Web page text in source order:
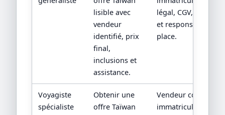
lisible avec
vendeur
identifié, prix
final,
inclusions et
assistance.
légal, CGV,
et responsabilité
place.
Voyagiste
spécialiste
Obtenir une
offre Taïwan
Vendeur
immatriculation/